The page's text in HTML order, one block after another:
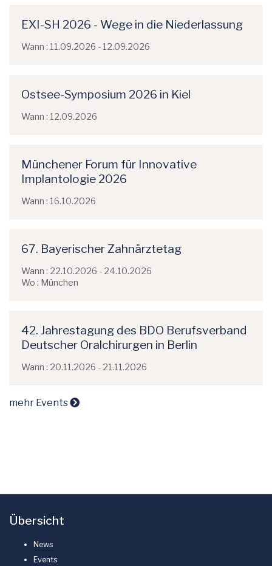
EXI-SH 2026 - Wege in die Niederlassung
Wann : 11.09.2026 - 12.09.2026
Ostsee-Symposium 2026 in Kiel
Wann : 12.09.2026
Münchener Forum für Innovative
Implantologie 2026
Wann : 16.10.2026
67. Bayerischer Zahnärztetag
Wann : 22.10.2026 - 24.10.2026
Wo : München
42. Jahrestagung des BDO Berufsverband
Deutscher Oralchirurgen in Berlin
Wann : 20.11.2026 - 21.11.2026
mehr Events
Übersicht
News
Events